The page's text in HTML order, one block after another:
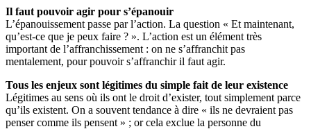
Il faut pouvoir agir pour s’épanouir
L’épanouissement passe par l’action. La question « Et maintenant,
qu’est-ce que je peux faire ? ». L’action est un élément très
important de l’affranchissement : on ne s’affranchit pas
mentalement, pour pouvoir s’affranchir il faut agir.
Tous les enjeux sont légitimes du simple fait de leur existence
Légitimes au sens où ils ont le droit d’exister, tout simplement parce
qu’ils existent. On a souvent tendance à dire « ils ne devraient pas
penser comme ils pensent » ; or cela exclue la personne du